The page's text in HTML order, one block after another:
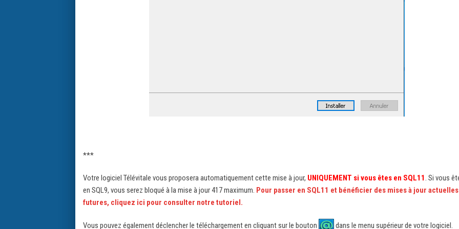
***
Votre logiciel Télévitale vous proposera automatiquement cette mise à jour, UNIQUEMENT si vous êtes en SQL11 . Si vous
en SQL9, vous serez bloqué à la mise à jour 417 maximum. Pour passer en SQL11 et bénéficier des mises à jour
futures, cliquez ici pour consulter notre tutoriel.
Vous pouvez également déclencher le téléchargement en cliquant sur le bouton dans le menu supérieur de votre logiciel.